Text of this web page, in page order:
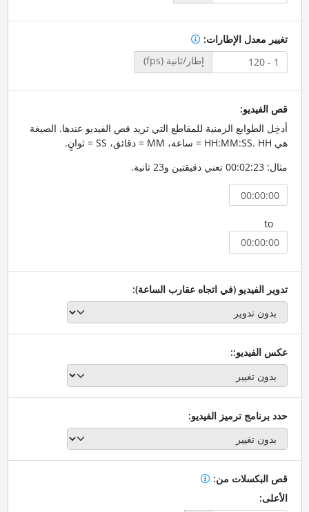
تغيير معدل الإطارات:
إطار/ثانية (fps)
قص الفيديو:
أدخِل الطوابع الزمنية للمقاطع التي تريد قص الفيديو عندها. الصيغة
هي HH:MM:SS. HH = ساعة، MM = دقائق، SS = ثوانٍ.
مثال: 00:02:23 تعني دقيقتين و23 ثانية.
to
تدوير الفيديو (في اتجاه عقارب الساعة):
عكس الفيديو::
حدد برنامج ترميز الفيديو:
قص البكسلات من:
الأعلى: